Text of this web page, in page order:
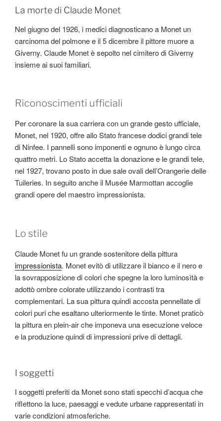
La morte di Claude Monet
Nel giugno del 1926, i medici diagnosticano a Monet un
carcinoma del polmone e il 5 dicembre il pittore muore a
Giverny. Claude Monet è sepolto nel cimitero di Giverny
insieme ai suoi familiari.
Riconoscimenti ufficiali
Per coronare la sua carriera con un grande gesto ufficiale,
Monet, nel 1920, offre allo Stato francese dodici grandi tele
di Ninfee. I pannelli sono imponenti e ognuno è lungo circa
quattro metri. Lo Stato accetta la donazione e le grandi tele,
nel 1927, trovano posto in due sale ovali dell’Orangerie delle
Tuileries. In seguito anche il Musée Marmottan accoglie
grandi opere del maestro impressionista.
Lo stile
Claude Monet fu un grande sostenitore della pittura
impressionista. Monet evitò di utilizzare il bianco e il nero e
la sovrapposizione di colori che spegne la loro luminosìtà e
adottò ombre colorate utilizzando i contrasti tra
complementari. La sua pittura quindi accosta pennellate di
colori puri che esaltano ulteriormente le tinte. Monet praticò
la pittura en plein-air che imponeva una esecuzione veloce
e la produzione quindi di impressioni prive di dettagli.
I soggetti
I soggetti preferiti da Monet sono stati specchi d’acqua che
riflettono la luce, paesaggi e vedute urbane rappresentati in
varie condizioni atmosferiche.